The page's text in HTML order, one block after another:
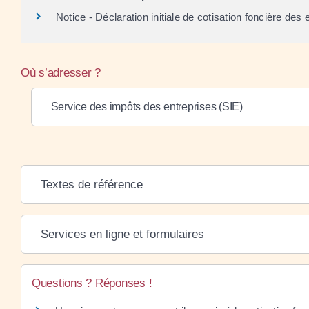
Notice - Déclaration initiale de cotisation foncière des
Où s’adresser ?
Service des impôts des entreprises (SIE)
Textes de référence
Services en ligne et formulaires
Questions ? Réponses !